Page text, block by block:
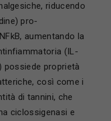
riducendo
pro-
aumentando la
(IL-
possiede proprietà
così come i
di tannini, che
ciclossigenasi e